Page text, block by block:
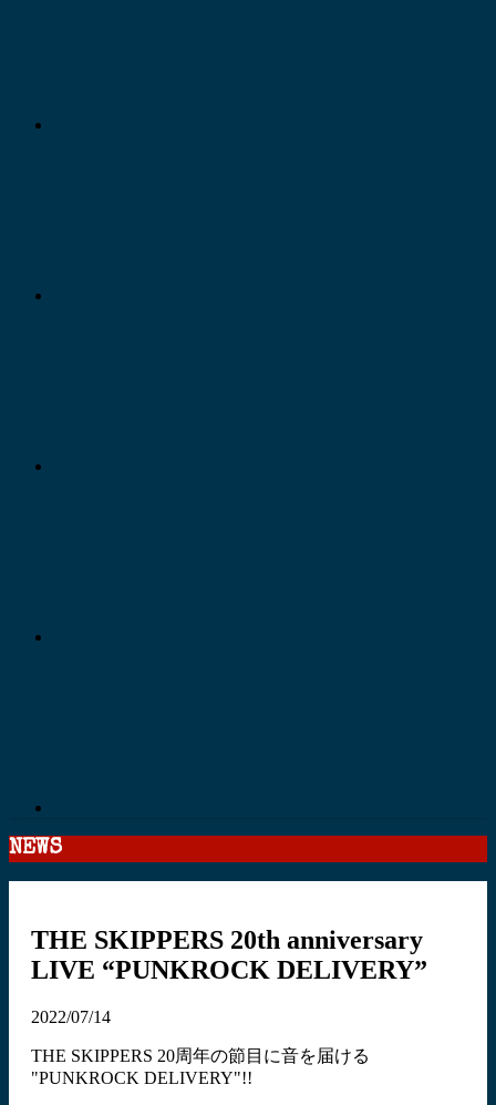
NEWS
THE SKIPPERS 20th anniversary
LIVE “PUNKROCK DELIVERY”
2022/07/14
THE SKIPPERS 20周年の節目に音を届ける
"PUNKROCK DELIVERY"!!